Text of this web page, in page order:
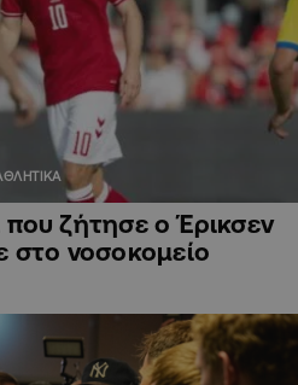
ζήτησε ο Έρικσεν
στο νοσοκομείο